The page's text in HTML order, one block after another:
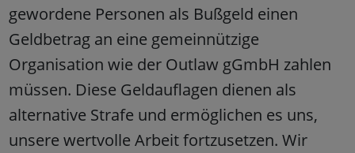
gewordene Personen als Bußgeld einen
Geldbetrag an eine gemeinnützige
Organisation wie der Outlaw gGmbH zahlen
müssen. Diese Geldauflagen dienen als
alternative Strafe und ermöglichen es uns,
unsere wertvolle Arbeit fortzusetzen. Wir